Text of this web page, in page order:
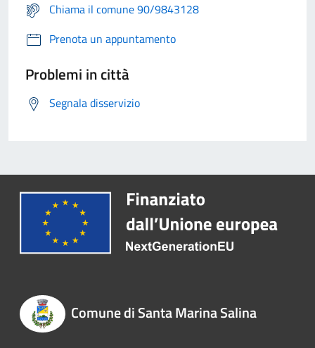
Chiama il comune 90/9843128
Prenota un appuntamento
Problemi in città
Segnala disservizio
Comune di Santa Marina Salina